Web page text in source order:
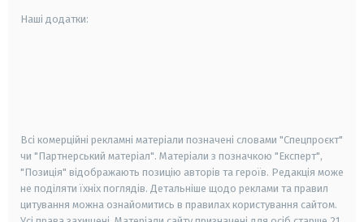
Наші додатки:
Всі комерційні рекламні матеріали позначені словами "Спецпроєкт"
чи "Партнерський матеріал". Матеріали з позначкою "Експерт",
"Позиція" відображають позицію авторів та героїв. Редакція може
не поділяти їхніх поглядів. Детальніше щодо реклами та правил
цитування можна ознайомитись в правилах користування сайтом.